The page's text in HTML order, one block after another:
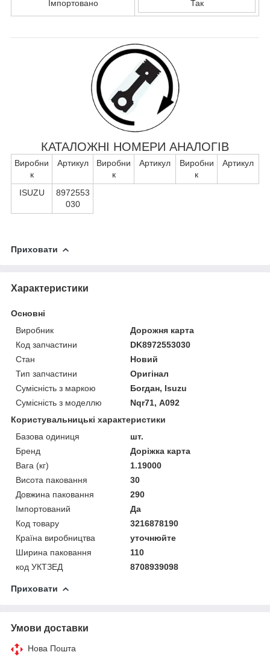
Імпортовано Так
КАТАЛОЖНІ НОМЕРИ АНАЛОГІВ
Виробни
к
Артикул
Виробни
к
Артикул
Виробни
к
Артикул
ISUZU
8972553
030
Приховати
Характеристики
Основні
Виробник
Дорожня карта
Код запчастини
DK8972553030
Стан
Новий
Тип запчастини
Оригінал
Сумісність з маркою
Богдан, Isuzu
Сумісність з моделлю
Nqr71, А092
Користувальницькі характеристики
Базова одиниця
шт.
Бренд
Доріжка карта
Вага (кг)
1.19000
Висота паковання
30
Довжина паковання
290
Імпортований
Да
Код товару
3216878190
Країна виробництва
уточнюйте
Ширина паковання
110
код УКТЗЕД
8708939098
Приховати
Умови доставки
Нова Пошта